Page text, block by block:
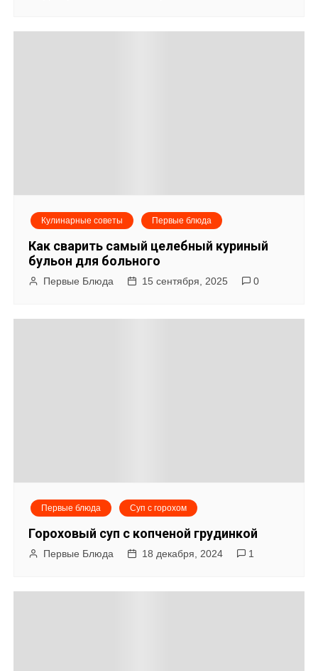
Кулинарные советы Первые блюда
Как сварить самый целебный куриный
бульон для больного
Первые Блюда 15 сентября, 2025 0
Первые блюда Суп с горохом
Гороховый суп с копченой грудинкой
Первые Блюда 18 декабря, 2024 1